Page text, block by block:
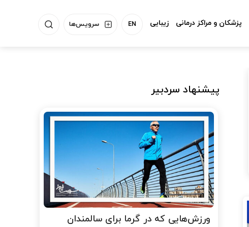
سرویس‌ها EN پزشکان و مراکز درمانی زیبایی
پیشنهاد سردبیر
ورزش‌هایی که در گرما برای سالمندان